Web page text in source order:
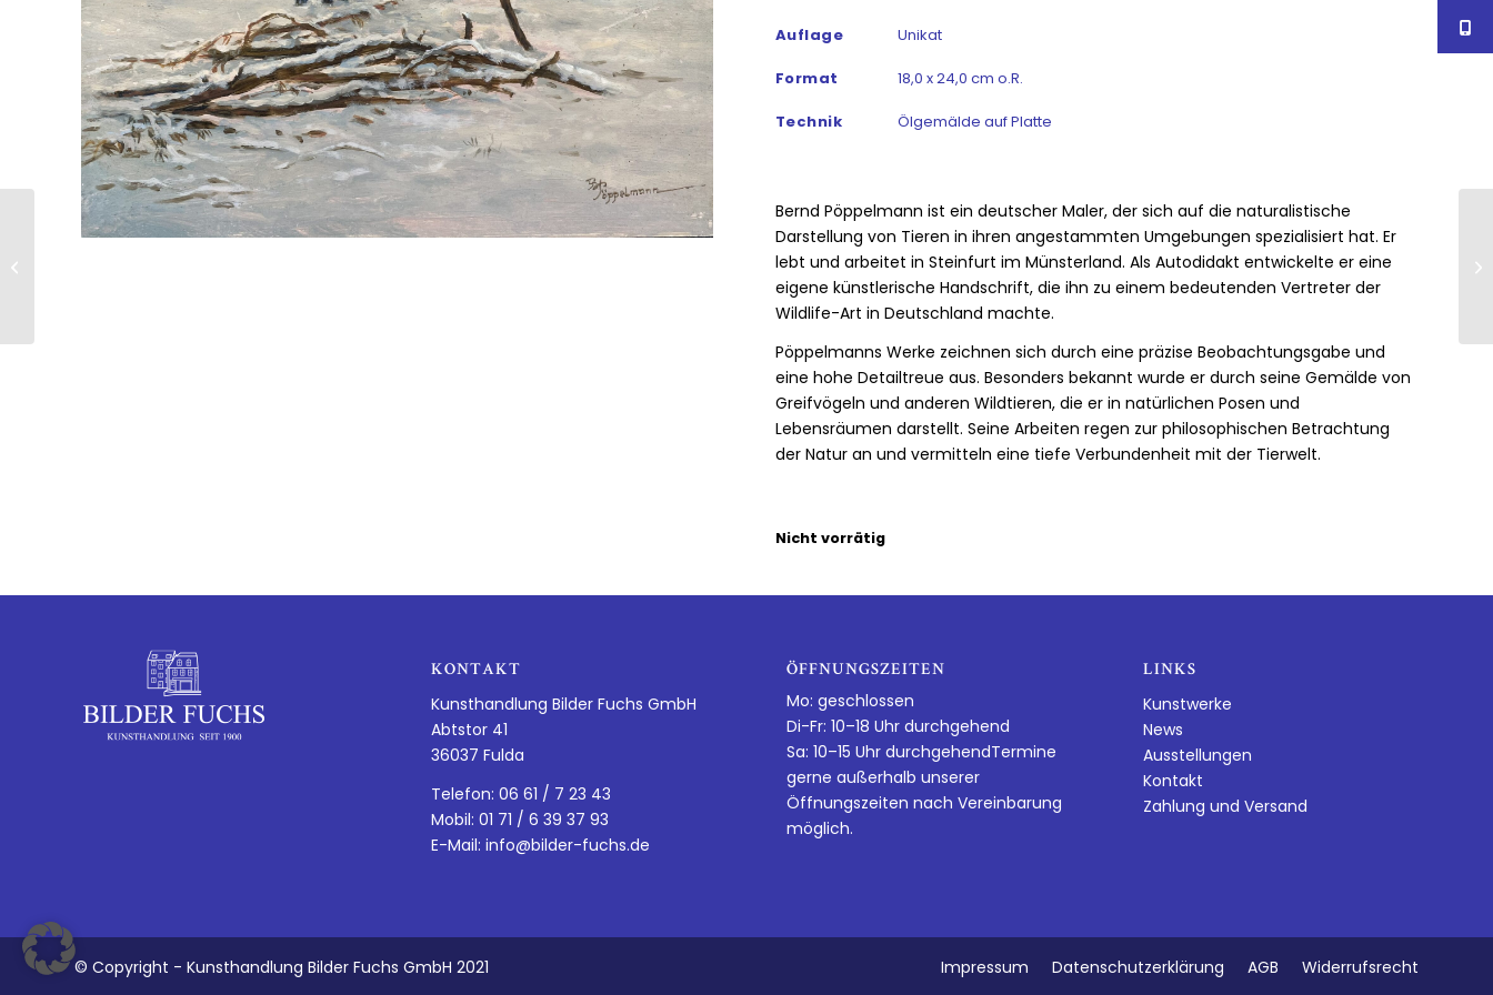
Auflage Unikat
Format 18,0 x 24,0 cm o.R.
Technik Ölgemälde auf Platte
Bernd Pöppelmann ist ein deutscher Maler, der sich auf die naturalistische
Darstellung von Tieren in ihren angestammten Umgebungen spezialisiert hat. Er
lebt und arbeitet in Steinfurt im Münsterland. Als Autodidakt entwickelte er eine
eigene künstlerische Handschrift, die ihn zu einem bedeutenden Vertreter der
Wildlife-Art in Deutschland machte.
Pöppelmanns Werke zeichnen sich durch eine präzise Beobachtungsgabe und
eine hohe Detailtreue aus. Besonders bekannt wurde er durch seine Gemälde von
Greifvögeln und anderen Wildtieren, die er in natürlichen Posen und
Lebensräumen darstellt. Seine Arbeiten regen zur philosophischen Betrachtung
der Natur an und vermitteln eine tiefe Verbundenheit mit der Tierwelt.
Nicht vorrätig
KONTAKT
Kunsthandlung Bilder Fuchs GmbH
Abtstor 41
36037 Fulda
Telefon: 06 61 / 7 23 43
Mobil: 01 71 / 6 39 37 93
E-Mail: info@bilder-fuchs.de
ÖFFNUNGSZEITEN
Mo: geschlossen
Di-Fr: 10–18 Uhr durchgehend
Sa: 10–15 Uhr durchgehendTermine
gerne außerhalb unserer
Öffnungszeiten nach Vereinbarung
möglich.
LINKS
Kunstwerke
News
Ausstellungen
Kontakt
Zahlung und Versand
© Copyright - Kunsthandlung Bilder Fuchs GmbH 2021 Impressum Datenschutzerklärung AGB Widerrufsrecht
Alfred Fritzsching |